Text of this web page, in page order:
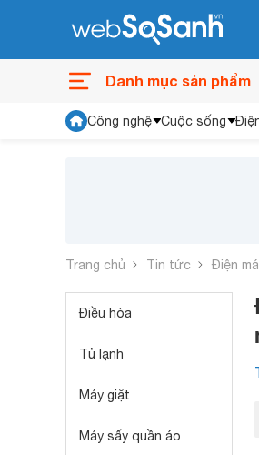
Danh mục sản phẩm
Công nghệ Cuộc sống
Trang chủ Tin tức Điện
Điều hòa
Tủ lạnh
Máy giặt
Máy sấy quần áo